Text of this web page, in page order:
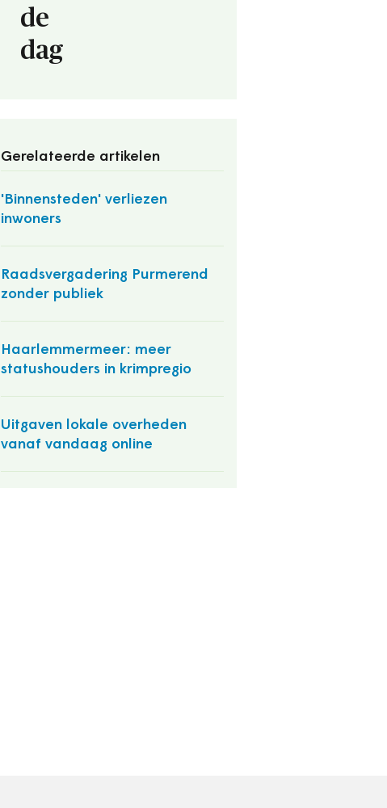
de
dag
Gerelateerde artikelen
'Binnensteden' verliezen
inwoners
Raadsvergadering Purmerend
zonder publiek
Haarlemmermeer: meer
statushouders in krimpregio
Uitgaven lokale overheden
vanaf vandaag online